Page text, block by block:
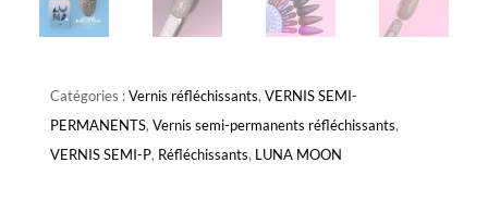
Catégories :Vernis réfléchissants, VERNIS SEMI-
PERMANENTS, Vernis semi-permanents réfléchissants,
VERNIS SEMI-P, Réfléchissants, LUNA MOON